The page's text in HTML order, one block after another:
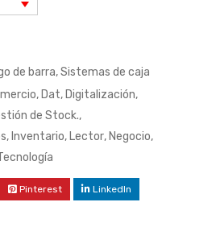
de barra,Sistemas de caja
, Dat, Digitalización,
de Stock.,
, Inventario, Lector, Negocio,
Pinterest LinkedIn